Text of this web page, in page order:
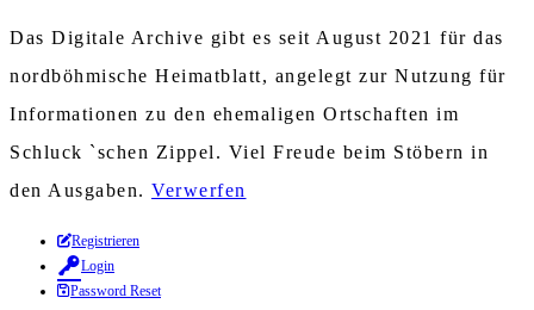
Das Digitale Archive gibt es seit August 2021 für das
nordböhmische Heimatblatt, angelegt zur Nutzung für
Informationen zu den ehemaligen Ortschaften im
Schluck `schen Zippel. Viel Freude beim Stöbern in
den Ausgaben. Verwerfen
Zum
Inhalt
springen
Registrieren
Login
Password Reset